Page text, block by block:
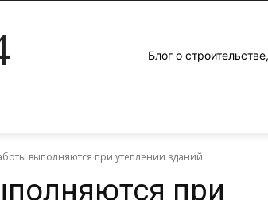
Блог о
выполняются при утеплении зданий
при